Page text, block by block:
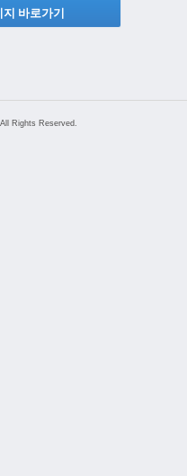
바로가기
All Rights Reserved.